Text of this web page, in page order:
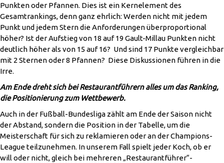
Punkten oder Pfannen. Dies ist ein Kernelement des
Gesamtrankings, denn ganz ehrlich: Werden nicht mit jedem
Punkt und jedem Stern die Anforderungen überproportional
höher? Ist der Aufstieg von 18 auf 19 Gault-Millau Punkten nicht
deutlich höher als von 15 auf 16? Und sind 17 Punkte vergleichbar
mit 2 Sternen oder 8 Pfannen? Diese Diskussionen führen in die
Irre.
Am Ende dreht sich bei Restaurantführern alles um das Ranking,
die Positionierung zum Wettbewerb.
Auch in der Fußball-Bundesliga zählt am Ende der Saison nicht
der Abstand, sondern die Position in der Tabelle, um die
Meisterschaft für sich zu reklamieren oder an der Champions-
League teilzunehmen. In unserem Fall spielt jeder Koch, ob er
will oder nicht, gleich bei mehreren „Restaurantführer“-